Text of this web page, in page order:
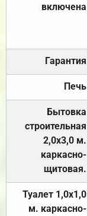
включена
Гарантия
Печь
Бытовка
строительная
2,0х3,0 м.
каркасно-
щитовая.
Туалет 1,0х1,0
м. каркасно-